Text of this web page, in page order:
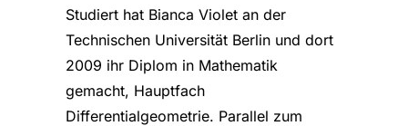
Studiert hat Bianca Violet an der
Technischen Universität Berlin und dort
2009 ihr Diplom in Mathematik
gemacht, Hauptfach
Differentialgeometrie. Parallel zum